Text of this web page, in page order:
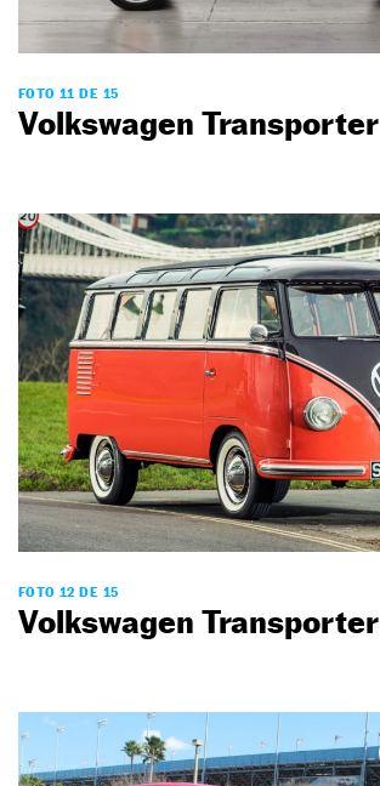
FOTO 11 DE 15
Volkswagen Transporter
FOTO 12 DE 15
Volkswagen Transporter